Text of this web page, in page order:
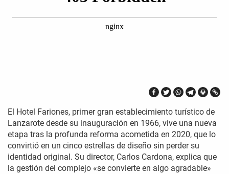
El Hotel Fariones, primer gran establecimiento turístico de
Lanzarote desde su inauguración en 1966, vive una nueva
etapa tras la profunda reforma acometida en 2020, que lo
convirtió en un cinco estrellas de diseño sin perder su
identidad original. Su director, Carlos Cardona, explica que
la gestión del complejo «se convierte en algo agradable»